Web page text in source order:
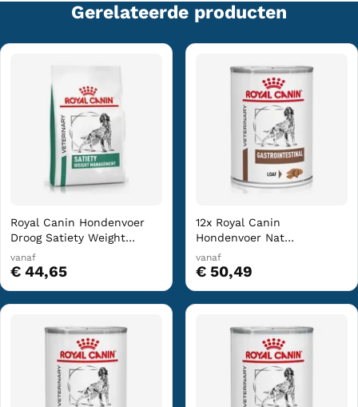
Gerelateerde producten
Royal Canin Hondenvoer
Droog Satiety Weight
Management 6 kg
vanaf
€ 44,65
12x Royal Canin
Hondenvoer Nat
Gastrointestinal 400 gr
vanaf
€ 50,49